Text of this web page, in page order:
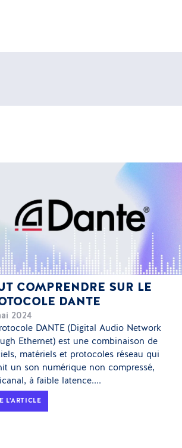
COMPRENDRE SUR LE
DANTE
2024
DANTE (Digital Audio Network
Ethernet) est une combinaison de
matériels et protocoles réseau qui
un son numérique non compressé,
à faible latence....
L'ARTICLE